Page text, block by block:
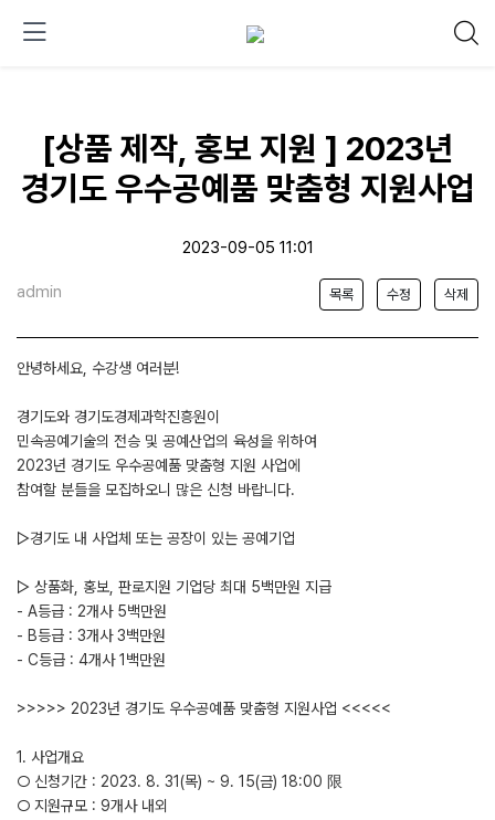
[상품 제작, 홍보 지원 ] 2023년
경기도 우수공예품 맞춤형 지원사업
2023-09-05 11:01
admin 목록 수정 삭제
안녕하세요, 수강생 여러분!
경기도와 경기도경제과학진흥원이
민속공예기술의 전승 및 공예산업의 육성을 위하여
2023년 경기도 우수공예품 맞춤형 지원 사업에
참여할 분들을 모집하오니 많은 신청 바랍니다.
▷경기도 내 사업체 또는 공장이 있는 공예기업
▷ 상품화, 홍보, 판로지원 기업당 최대 5백만원 지급
- A등급 : 2개사 5백만원
- B등급 : 3개사 3백만원
- C등급 : 4개사 1백만원
>>>>> 2023년 경기도 우수공예품 맞춤형 지원사업 <<<<<
1. 사업개요
○ 신청기간 : 2023. 8. 31(목) ~ 9. 15(금) 18:00 限
○ 지원규모 : 9개사 내외